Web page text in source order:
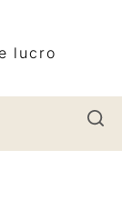
lucro